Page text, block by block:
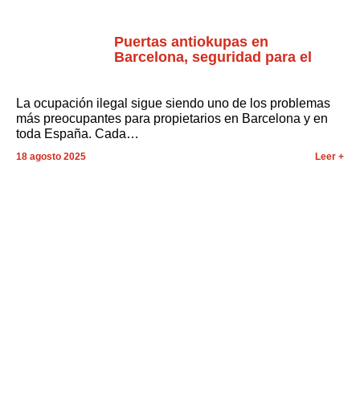
Puertas antiokupas en
Barcelona, seguridad para el
La ocupación ilegal sigue siendo uno de los problemas
más preocupantes para propietarios en Barcelona y en
toda España. Cada…
18 agosto 2025 Leer +